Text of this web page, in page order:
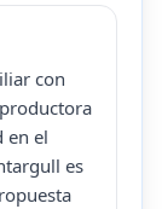
con
en el
es